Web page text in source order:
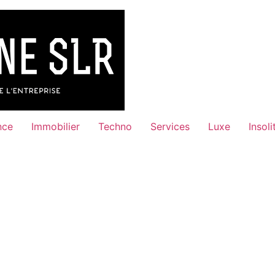
Immobilier Techno Services Luxe